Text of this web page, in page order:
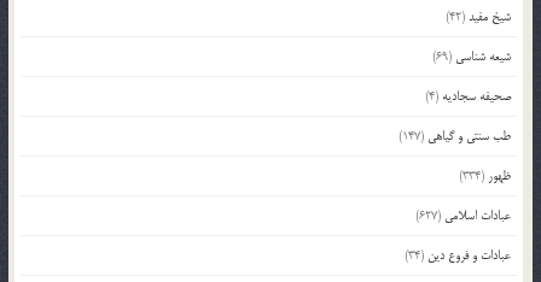
شیخ مفید(42)
شیعه شناسی (69)
صحیفه سجادیه (4)
طب سنتی و گیاهی (147)
ظهور (334)
عبادات اسلامی (627)
عبادات و فروع دین (34)